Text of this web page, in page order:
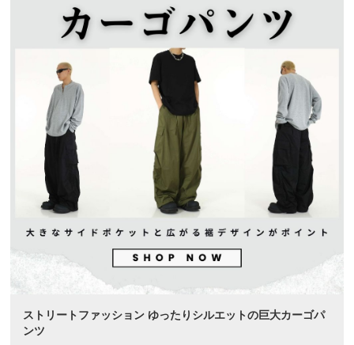
ストリートファッション ゆったりシルエットの巨大カーゴパ
ンツ